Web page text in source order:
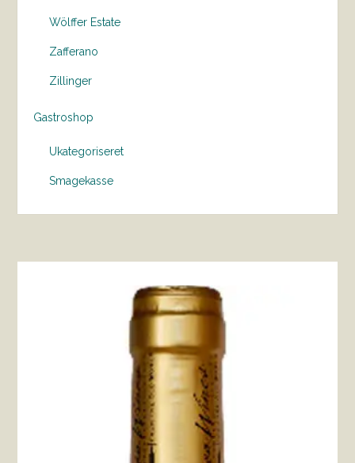
Wölffer Estate
Zafferano
Zillinger
Gastroshop
Ukategoriseret
Smagekasse